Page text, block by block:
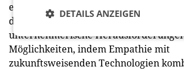
eigentümergeführten Digitalagenturen
deutschsprachigen Raum. Man
unternehmerische
Möglichkeiten, indem Empathie mit
zukunftsweisenden Technologien
DETAILS ANZEIGEN